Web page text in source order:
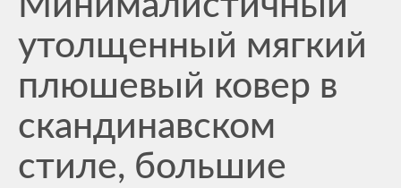
утолщенный мягкий
плюшевый ковер в
скандинавском
стиле, большие